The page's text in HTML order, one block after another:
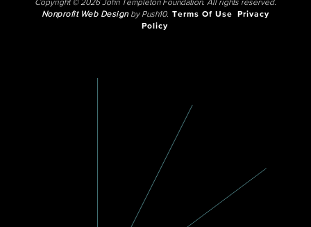
Copyright © 2026 John Templeton Foundation. All rights reserved.
Nonprofit Web Designby Push10. Terms Of Use
Privacy
Policy